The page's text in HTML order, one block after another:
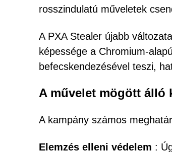
rosszindulatú műveletek
A PXA Stealer újabb
képessége a Chromium-
befecskendezésével teszi,
A művelet mögött álló
A kampány számos
Elemzés elleni védelem :